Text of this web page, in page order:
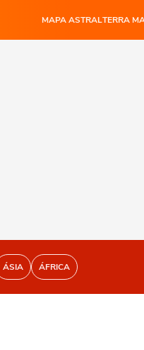
MAPA ASTRALTERRA
ÁSIA ÁFRICA